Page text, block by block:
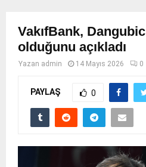
VakıfBank,
olduğunu açıkladı
Yazan admin 14 Mayıs 2026 0
PAYLAŞ 0